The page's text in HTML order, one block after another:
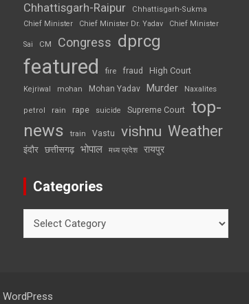
Chhattisgarh-Raipur
Chhattisgarh-Sukma
Chief Minister
Chief Minister Dr. Yadav Chief Minister
Sai CM Congress dprcg
featured fire fraud High Court
Kejriwal mohan Mohan Yadav Murder Naxalites
petrol rain rape suicide Supreme Court top-
news
train Vastu vishnu Weather
इंदौर छत्तीसगढ़ भोपाल मध्य प्रदेश रायपुर
Categories
WordPress